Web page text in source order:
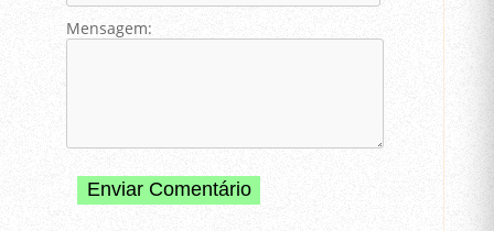
Mensagem: